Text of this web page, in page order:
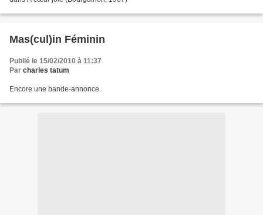
Mas(cul)in Féminin
Publié le 15/02/2010 à 11:37
Par charles tatum
Encore une bande-annonce.